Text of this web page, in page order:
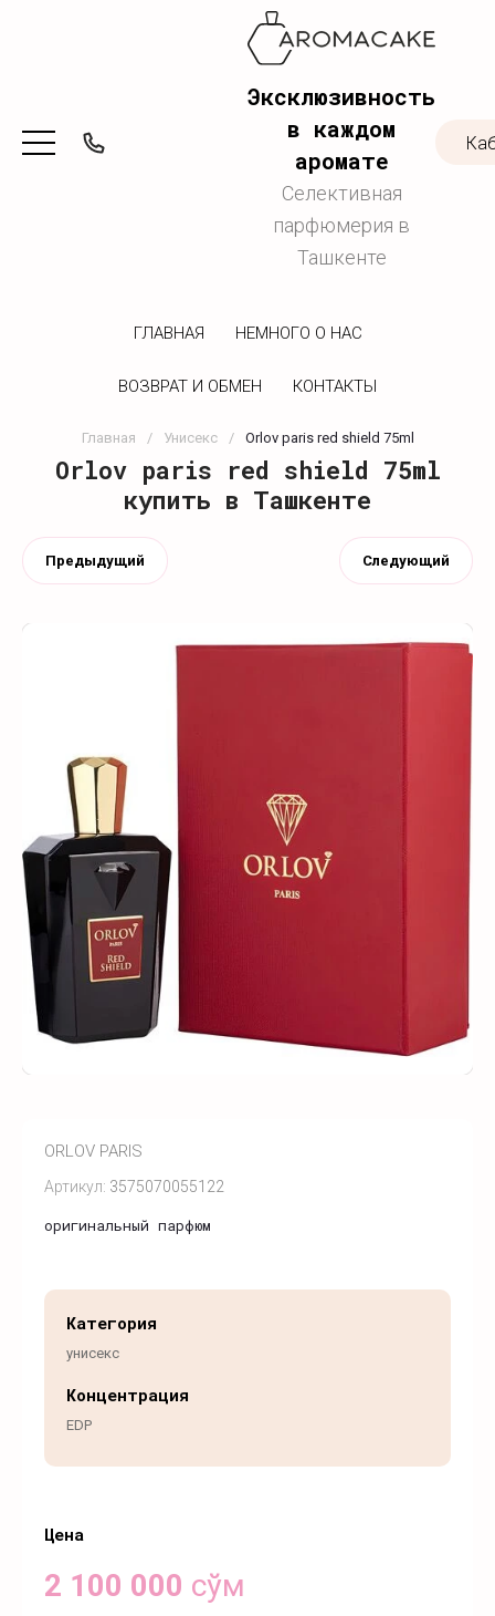
Эксклюзивность
в каждом
аромате
Селективная
парфюмерия в
Ташкенте
ГЛАВНАЯ НЕМНОГО О НАС
ВОЗВРАТ И ОБМЕН КОНТАКТЫ
Главная / Унисекс / Orlov paris red shield 75ml
Orlov paris red shield 75ml
купить в Ташкенте
Предыдущий Следующий
Артикул: 3575070055122
ORLOV PARIS
оригинальный парфюм
Цена
2 100 000 сўм
Категория
унисекс
Концентрация
EDP